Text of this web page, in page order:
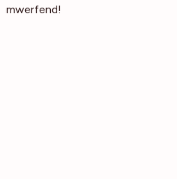
umwerfend!